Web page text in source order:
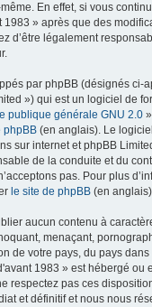
En effet, si vous
» après que des
d’être légalement
par phpBB (désignés ci-
») qui est un logiciel de
publique générale GNU 2.0
phpBB (en anglais). Le
sur internet et phpBB
de la conduite et du
pas. Pour plus
le site de phpBB (en
aucun contenu à
menaçant,
de votre pays, du pays
1983 » est hébergé ou
respectez pas ces
et définitif et nous nous